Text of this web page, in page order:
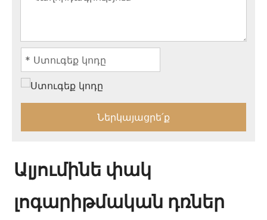
Ներկայացրե՛ք
Ալյումինե փակ
լոգարիթմական դռներ